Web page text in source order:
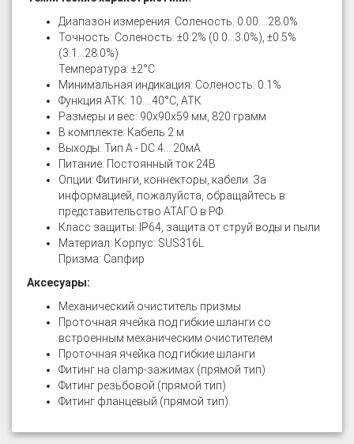
Диапазон измерения: Соленость: 0.00....28.0%
Точность: Соленость: ±0.2% (0.0...3.0%), ±0.5%
(3.1...28.0%)
Температура: ±2°C
Минимальная индикация: Соленость: 0.1%
Функция АТК: 10....40°C, АТК
Размеры и вес: 90х90х59 мм, 820 грамм
В комплекте: Кабель 2 м
Выходы: Тип А - DC 4....20мA
Питание: Постоянный ток 24В
Опции: Фитинги, коннекторы, кабели. За
информацией, пожалуйста, обращайтесь в
представительство АТАГО в РФ.
Класс защиты: IP64, защита от струй воды и пыли
Материал: Корпус: SUS316L
Призма: Сапфир
Аксесуары:
Механический очиститель призмы
Проточная ячейка под гибкие шланги со
встроенным механическим очистителем
Проточная ячейка под гибкие шланги
Фитинг на clamp-зажимах (прямой тип)
Фитинг резьбовой (прямой тип)
Фитинг фланцевый (прямой тип)